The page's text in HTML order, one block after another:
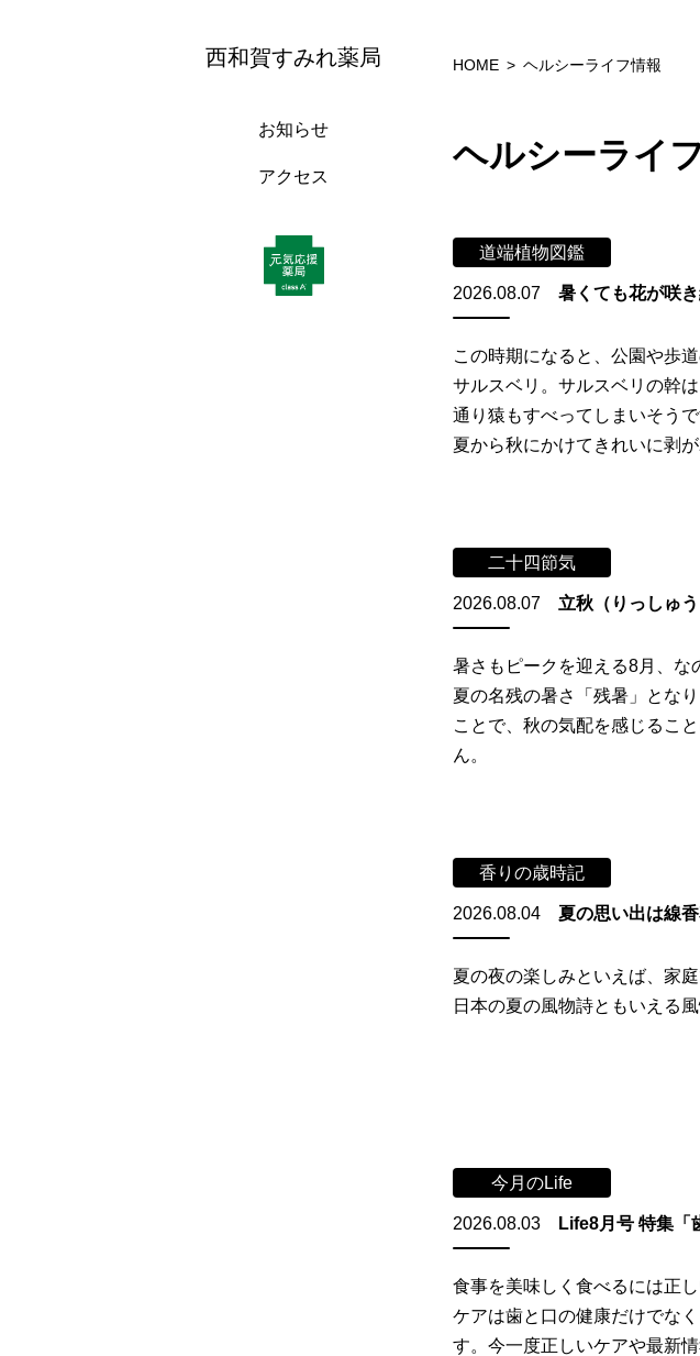
西和賀すみれ薬局
お知らせ
アクセス
HOME ヘルシーライフ情報
ヘルシーライ
道端植物図鑑
2026.08.07 暑くても花が咲
この時期になると、公園や歩
サルスベリ。サルスベリの幹
通り猿もすべってしまいそう
夏から秋にかけてきれいに剥
二十四節気
2026.08.07 立秋（りっしゅ
暑さもピークを迎える8月、な
夏の名残の暑さ「残暑」とな
ことで、秋の気配を感じるこ
ん。
香りの歳時記
2026.08.04 夏の思い出は線
夏の夜の楽しみといえば、家
日本の夏の風物詩ともいえる風
今月のLife
2026.08.03 Life8月号 特集「
食事を美味しく食べるには正
ケアは歯と口の健康だけでな
す。今一度正しいケアや最新